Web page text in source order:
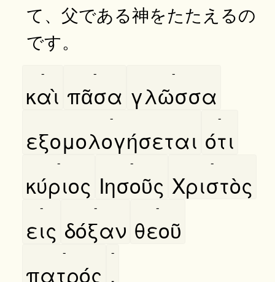
て、父である神をたたえるの
です。
καὶ
-
πᾶσα
-
γλῶσσα
-
εξομολογήσεται
-
ότι
-
κύριος
-
Ιησοῦς
-
Χριστὸς
-
εις
-
δόξαν
-
θεοῦ
-
πατρός
-
.
-